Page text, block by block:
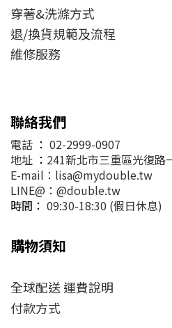
穿著&洗滌方式
退/換貨規範及流程
維修服務
聯絡我們
電話 ： 02-2999-0907
地址 ： 241新北市三重區光復路
E-mail：lisa@mydouble.tw
LINE@：@double.tw
時間： 09:30-18:30 (假日休息)
購物須知
全球配送 運費說明
付款方式